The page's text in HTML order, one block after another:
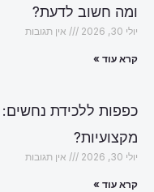
ומה חשוב לדעת?
יולי 30, 2026 אין תגובות
קרא עוד »
כפפות ללכידת נחשים:
מקצועיות?
יולי 30, 2026 אין תגובות
קרא עוד »